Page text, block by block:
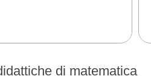
di matematica